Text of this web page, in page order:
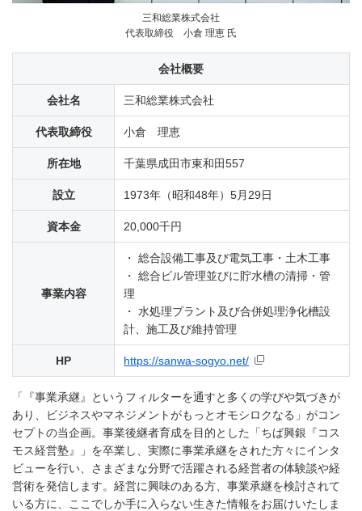
三和総業株式会社
代表取締役 小倉 理恵 氏
会社概要
会社名 三和総業株式会社
代表取締役 小倉 理恵
所在地 千葉県成田市東和田557
設立 1973年（昭和48年）5月29日
資本金 20,000千円
事業内容
・ 総合設備工事及び電気工事・土木工事
・ 総合ビル管理並びに貯水槽の清掃・管
理
・ 水処理プラント及び合併処理浄化槽設
計、施工及び維持管理
HP https://sanwa-sogyo.net/
「『事業承継』というフィルターを通すと多くの学びや気づきが
あり、ビジネスやマネジメントがもっとオモシロクなる」がコン
セプトの当企画。事業後継者育成を目的とした「ちば興銀『コス
モス経営塾』」を卒業し、実際に事業承継をされた方々にインタ
ビューを行い、さまざまな分野で活躍される経営者の体験談や経
営術を発信します。経営に興味のある方、事業承継を検討されて
いる方に、ここでしか手に入らない生きた情報をお届けいたしま